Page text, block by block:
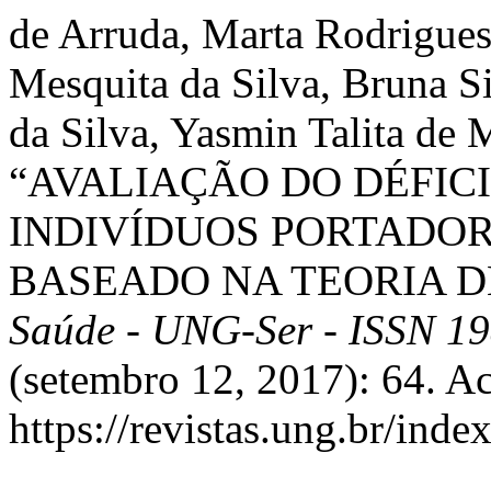
de Arruda, Marta
Mesquita da Silva, Bruna
da Silva, Yasmin Talita de
“AVALIAÇÃO DO
INDIVÍDUOS
BASEADO NA TEORIA
Saúde - UNG-Ser - ISSN
(setembro 12, 2017): 64.
https://revistas.ung.br/